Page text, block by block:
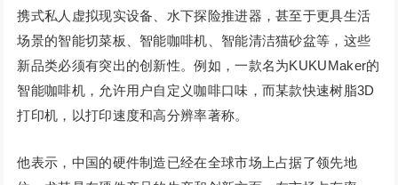
携式私人虚拟现实设备、水下探险推进器，甚至于更具生活
场景的智能切菜板、智能咖啡机、智能清洁猫砂盆等，这些
新品类必须有突出的创新性。例如，一款名为KUKUMaker的
智能咖啡机，允许用户自定义咖啡口味，而某款快速树脂3D
打印机，以打印速度和高分辨率著称。
他表示，中国的硬件制造已经在全球市场上占据了领先地